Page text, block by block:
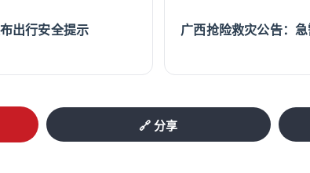
团队，联合泌尿外科、心血管内科，术前反复
还能随时被叫醒。”
出行安全提示 广西抢险救灾公告：
🔗 分享